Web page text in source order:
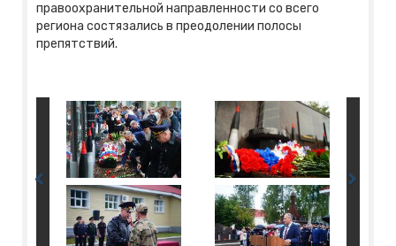
правоохранительной направленности со всего
региона состязались в преодолении полосы
препятствий.